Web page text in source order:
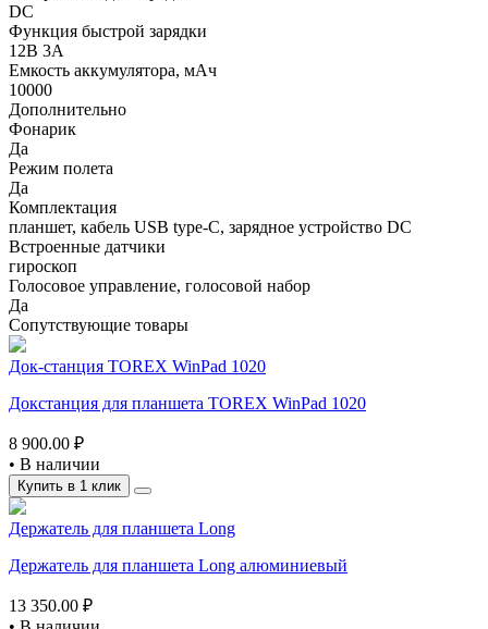
DC
Функция быстрой зарядки
12В 3А
Емкость аккумулятора, мАч
10000
Дополнительно
Фонарик
Да
Режим полета
Да
Комплектация
планшет, кабель USB type-C, зарядное устройство DC
Встроенные датчики
гироскоп
Голосовое управление, голосовой набор
Да
Сопутствующие товары
Док-станция TOREX WinPad 1020
Докстанция для планшета TOREX WinPad 1020
8 900.00 ₽
• В наличии
Купить в 1 клик
Держатель для планшета Long
Держатель для планшета Long алюминиевый
13 350.00 ₽